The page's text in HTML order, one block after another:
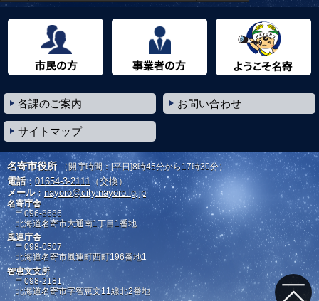
各課のご案内 お問い合わせ
サイトマップ
名寄市役所 （開庁時間：[平日]8時45分から17時30分）
電話：01654-3-2111 （交換）
メール： nayoro@city.nayoro.lg.jp
名寄庁舎
〒096-8686
北海道名寄市大通南1丁目1番地
風連庁舎
〒098-0507
北海道名寄市風連町西町196番地1
智恵文支所
〒098-2181
北海道名寄市字智恵文11線北2番地